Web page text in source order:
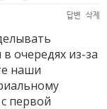
답변 삭제
очередях из-за
наши
первой